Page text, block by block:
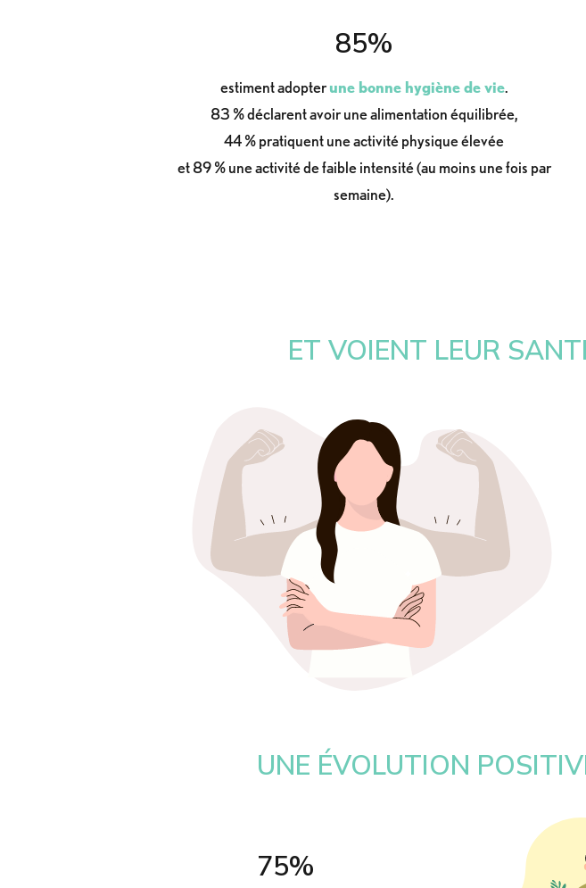
85%
estiment adopterune bonne hygiène de vie.
83 % déclarent avoir une alimentation équilibrée,
44 % pratiquent une activité physique élevée
et 89 % une activité de faible intensité (au moins une fois par
semaine).
ET VOIENT LEUR
UNE ÉVOLUTION
75%